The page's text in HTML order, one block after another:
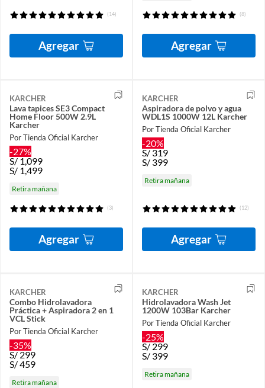
(14)
Agregar
(8)
Agregar
KARCHER
Lava tapices SE3 Compact
Home Floor 500W 2.9L
Karcher
Por Tienda Oficial Karcher
-27%
S/1,099
S/ 1,499
Retira mañana
(3)
Agregar
KARCHER
Aspiradora de polvo y agua
WDL1S 1000W 12L Karcher
Por Tienda Oficial Karcher
-20%
S/319
S/ 399
Retira mañana
(12)
Agregar
KARCHER
Combo Hidrolavadora
Práctica + Aspiradora 2 en 1
VCL Stick
Por Tienda Oficial Karcher
-35%
S/299
S/459
Retira mañana
KARCHER
Hidrolavadora Wash Jet
1200W 103Bar Karcher
Por Tienda Oficial Karcher
-25%
S/299
S/ 399
Retira mañana